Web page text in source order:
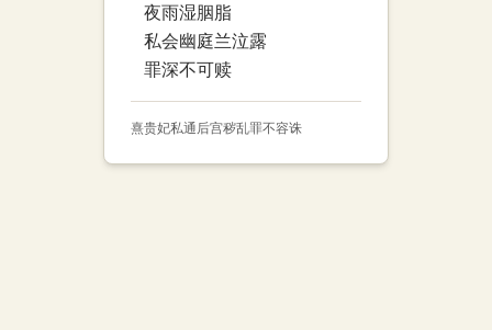
夜雨湿胭脂
私会幽庭兰泣露
罪深不可赎
熹贵妃私通后宫秽乱罪不容诛